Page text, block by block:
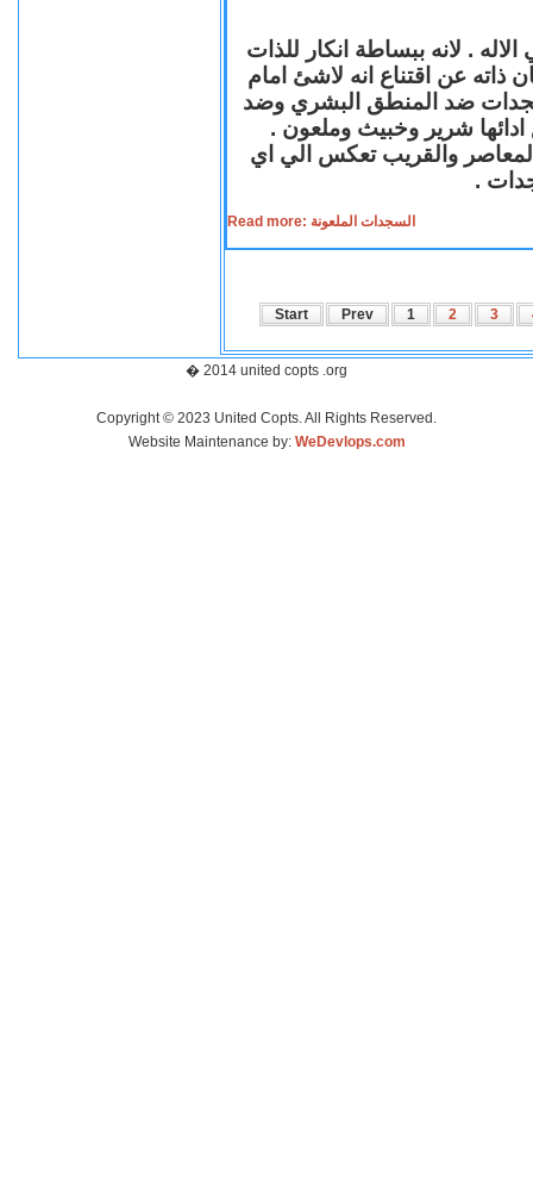
. لانه ببساطة انكار للذات
ذاته عن اقتناع انه لاشئ امام
ضد المنطق البشري وضد
ادائها شرير وخبيث وملعون .
المعاصر والقريب تعكس الي اي
.
Read more: السجدات الملعونة
Start Prev 1 2 3
� 2014 united copts .org
Copyright © 2023 United Copts. All Rights Reserved.
Website Maintenance by: WeDevlops.com